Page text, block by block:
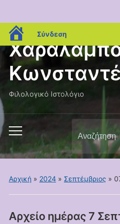
blogs.sch.gr
Σύνδεση
Φιλολογικό Ιστολόγιο
Εναλλαγή
του
μενού
για
Αναζήτηση
για:
Αρχική » 2024» Σεπτέμβριος »
Αρχείο ημέρας 7